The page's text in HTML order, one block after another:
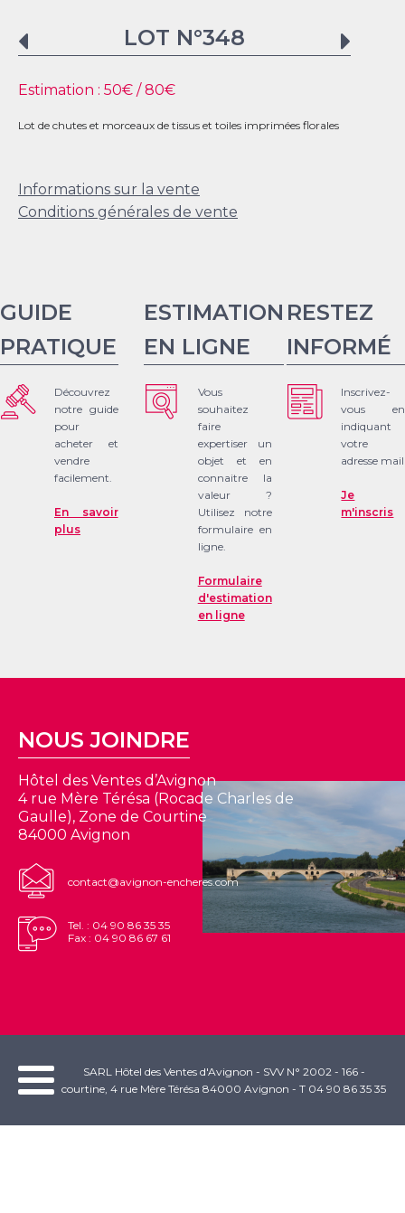
LOT N°348
Estimation : 50€ /80€
Lot de chutes et morceaux de tissus et toiles imprimées florales
Informations sur la vente
Conditions générales de vente
GUIDE
PRATIQUE
Découvrez
notre guide
pour
acheter et
vendre
facilement.
En savoir
plus
ESTIMATION
EN LIGNE
Vous
souhaitez
faire
expertiser un
objet et en
connaitre la
valeur ?
Utilisez notre
formulaire en
ligne.
Formulaire
d'estimation
en ligne
RESTEZ
INFORMÉ
Inscrivez-
vous en
indiquant
votre
adresse mail
Je
m'inscris
NOUS JOINDRE
Hôtel des Ventes d’Avignon
4 rue Mère Térésa (Rocade Charles de
Gaulle), Zone de Courtine
84000 Avignon
contact@avignon-encheres.com
Tel. : 04 90 86 35 35
Fax : 04 90 86 67 61
SARL Hôtel des Ventes d'Avignon - SVV N° 2002 - 166 -
courtine, 4 rue Mère Térésa 84000 Avignon - T 04 90 86 35 35